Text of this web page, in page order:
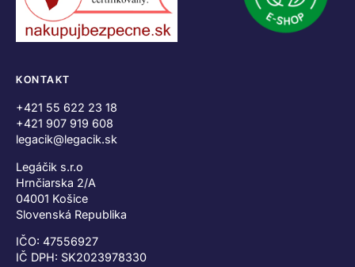
KONTAKT
+421 55 622 23 18
+421 907 919 608
legacik@legacik.sk
Legáčik s.r.o
Hrnčiarska 2/A
04001 Košice
Slovenská Republika
IČO: 47556927
IČ DPH: SK2023978330